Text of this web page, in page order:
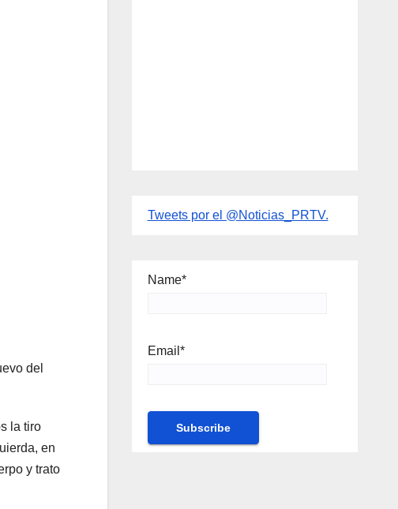
del
la tiro
en
y trato
Tweets por el @Noticias_PRTV.
Name*
Email*